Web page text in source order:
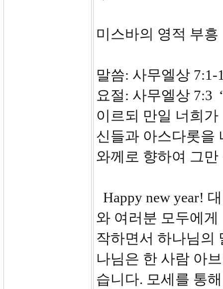
미스바의 영적 부흥
말씀: 사무엘상 7:1-
요절: 사무엘상 7:3
이르되 만일 너희
신들과 아스다롯을
와께로 향하여 그만
Happy new year!
와 여러분 모두에
작하면서 하나님의
나님은 한 사람 아
습니다. 모세를 통